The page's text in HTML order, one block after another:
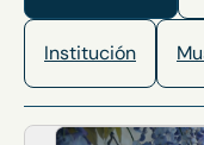
Institución